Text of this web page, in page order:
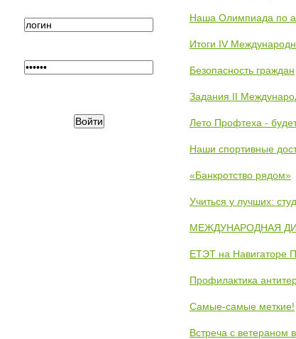
Наша Олимпиада по
Итоги IV
Безопасность граждан
Задания II
Лето Профтеха -
Наши спортивные
«Банкротство рядом»
Учиться у лучших:
МЕЖДУНАРОДНАЯ
ЕТЭТ на Навигаторе
Профилактика
Самые-самые меткие!
Встреча с ветераном